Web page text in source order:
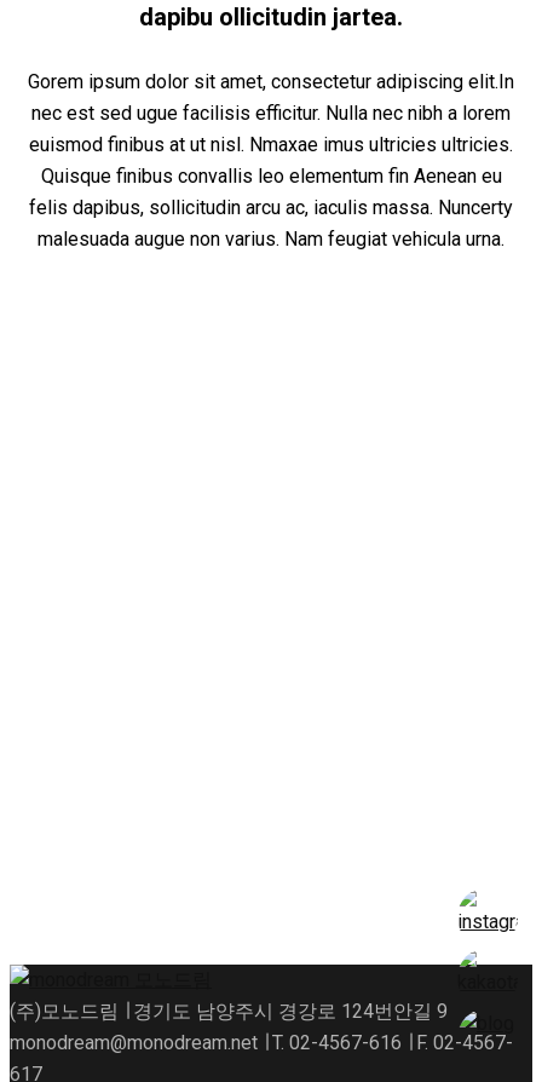
dapibu ollicitudin jartea.
Gorem ipsum dolor sit amet, consectetur adipiscing elit.In
nec est sed ugue facilisis efficitur. Nulla nec nibh a lorem
euismod finibus at ut nisl. Nmaxae imus ultricies ultricies.
Quisque finibus convallis leo elementum fin Aenean eu
felis dapibus, sollicitudin arcu ac, iaculis massa. Nuncerty
malesuada augue non varius. Nam feugiat vehicula urna.
(주)모노드림 ∣ 경기도 남양주시 경강로 124번안길 9
monodream@monodream.net ∣ T. 02-4567-616 ∣ F. 02-4567-
617